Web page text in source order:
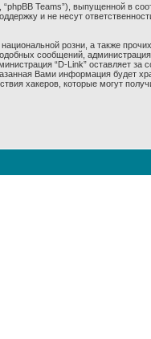
Teams”), выпущенной в
и не несут
национальной розни, а также
сообщений,
“D-Link” оставляет за
Вами информация будет
хакеров, которые могут